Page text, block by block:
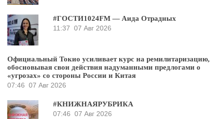
#ГОСТИ1024FM — Аида Отрадных
11:37 07 Авг 2026
Официальный Токио усиливает курс на ремилитаризацию,
обосновывая свои действия надуманными предлогами о
«угрозах» со стороны России и Китая
07:46 07 Авг 2026
#КНИЖНАЯРУБРИКА
07:46 07 Авг 2026